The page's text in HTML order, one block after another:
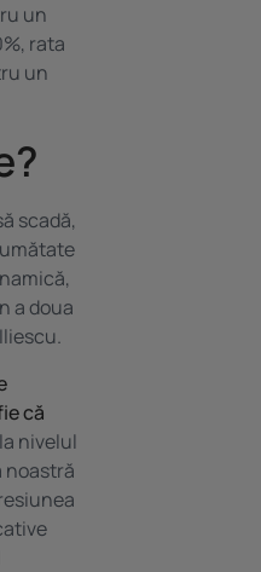
un
rata
un
scadă,
a doua
că
nivelul
noastră